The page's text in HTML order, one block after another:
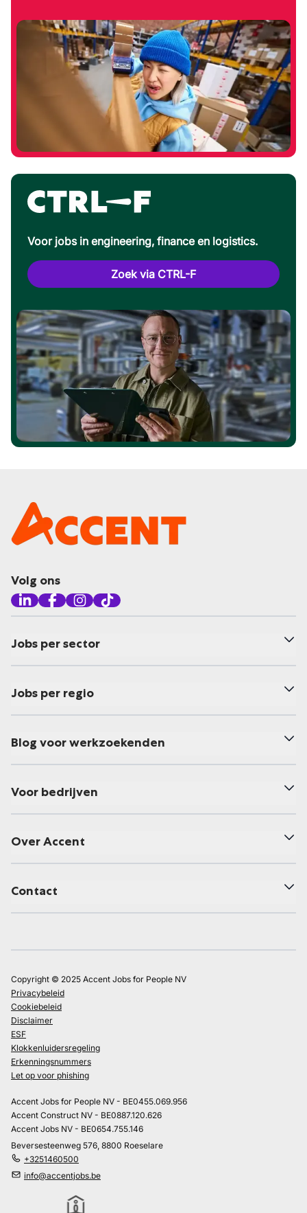
Voor jobs in engineering, finance en logistics.
Zoek via CTRL-F
Volg ons
Jobs per sector
Jobs per regio
Blog voor werkzoekenden
Voor bedrijven
Over Accent
Contact
Copyright © 2025 Accent Jobs for People NV
Privacybeleid
Cookiebeleid
Disclaimer
ESF
Klokkenluidersregeling
Erkenningsnummers
Let op voor phishing
Accent Jobs for People NV - BE0455.069.956
Accent Construct NV - BE0887.120.626
Accent Jobs NV - BE0654.755.146
Beversesteenweg 576, 8800 Roeselare
+3251460500
info@accentjobs.be